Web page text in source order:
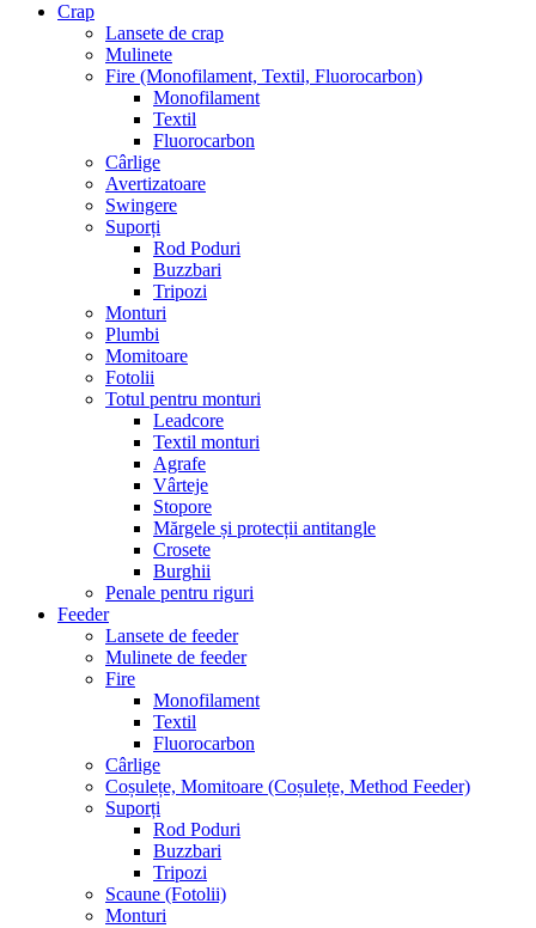
Crap
Lansete de crap
Mulinete
Fire (Monofilament, Textil, Fluorocarbon)
Monofilament
Textil
Fluorocarbon
Cârlige
Avertizatoare
Swingere
Suporți
Rod Poduri
Buzzbari
Tripozi
Monturi
Plumbi
Momitoare
Fotolii
Totul pentru monturi
Leadcore
Textil monturi
Agrafe
Vârteje
Stopore
Mărgele și protecții antitangle
Crosete
Burghii
Penale pentru riguri
Feeder
Lansete de feeder
Mulinete de feeder
Fire
Monofilament
Textil
Fluorocarbon
Cârlige
Coșulețe, Momitoare (Coșulețe, Method Feeder)
Suporți
Rod Poduri
Buzzbari
Tripozi
Scaune (Fotolii)
Monturi